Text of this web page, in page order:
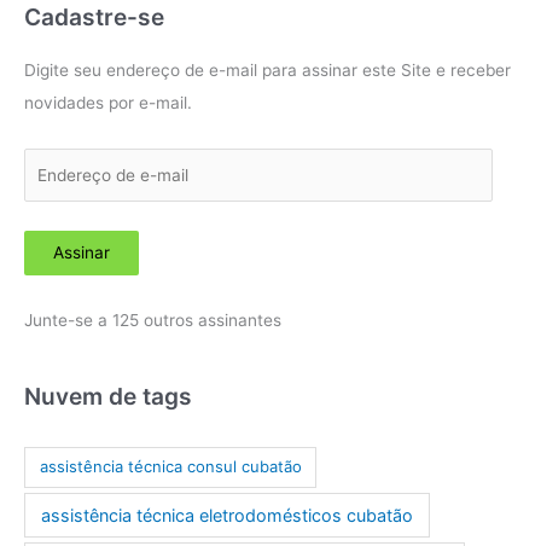
Cadastre-se
Digite seu endereço de e-mail para assinar este Site e receber
novidades por e-mail.
d
e
o
e
Assinar
Junte-se a 125 outros assinantes
Nuvem de tags
assistência técnica consul cubatão
assistência técnica eletrodomésticos cubatão